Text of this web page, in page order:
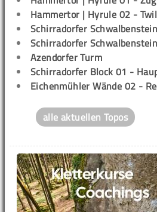
Hammertor | Hyrule 02 -
Schirradorfer
Schirradorfer
Azendorfer Turm
Schirradorfer Block 01 -
Eichenmühler Wände 02 -
alle aktuellen Topos